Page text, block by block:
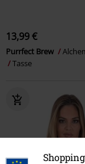
13,99 €
Purrfect Brew
Tasse